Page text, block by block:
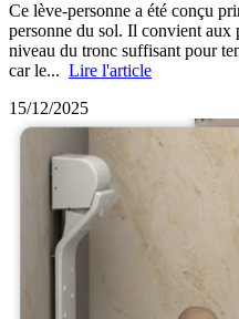
Ce lève-personne a été conçu
personne du sol. Il convient aux
niveau du tronc suffisant pour
car le... Lire l'article
15/12/2025